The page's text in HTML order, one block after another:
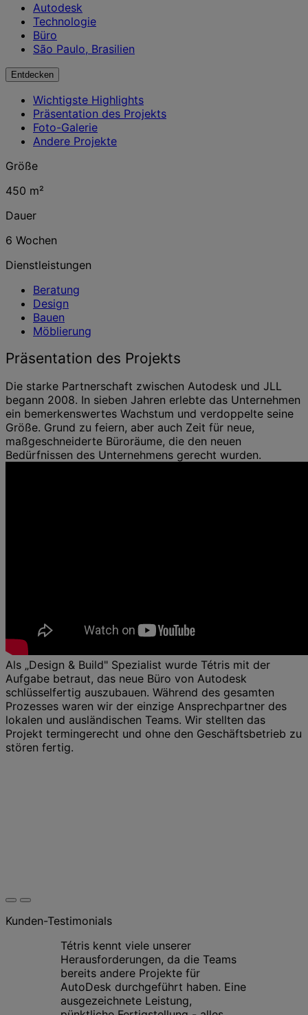
Autodesk
Technologie
Büro
São Paulo, Brasilien
Entdecken
Wichtigste Highlights
Präsentation des Projekts
Foto-Galerie
Andere Projekte
Größe
450 m²
Dauer
6 Wochen
Dienstleistungen
Beratung
Design
Bauen
Möblierung
Präsentation des Projekts
Die starke Partnerschaft zwischen Autodesk und JLL
begann 2008. In sieben Jahren erlebte das Unternehmen
ein bemerkenswertes Wachstum und verdoppelte seine
Größe. Grund zu feiern, aber auch Zeit für neue,
maßgeschneiderte Büroräume, die den neuen
Bedürfnissen des Unternehmens gerecht wurden.
Als „Design & Build" Spezialist wurde Tétris mit der
Aufgabe betraut, das neue Büro von Autodesk
schlüsselfertig auszubauen. Während des gesamten
Prozesses waren wir der einzige Ansprechpartner des
lokalen und ausländischen Teams. Wir stellten das
Projekt termingerecht und ohne den Geschäftsbetrieb zu
stören fertig.
Kunden-Testimonials
Tétris kennt viele unserer
Herausforderungen, da die Teams
bereits andere Projekte für
AutoDesk durchgeführt haben. Eine
ausgezeichnete Leistung,